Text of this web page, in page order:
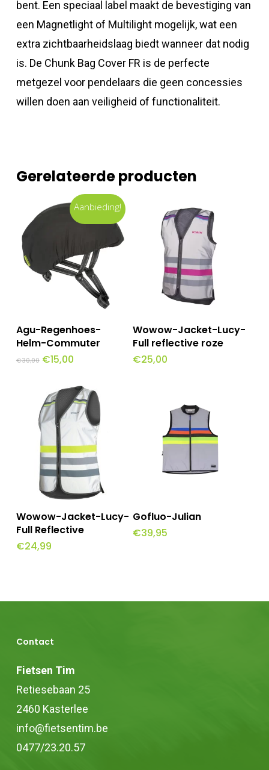
bent. Een speciaal label maakt de bevestiging van
een Magnetlight of Multilight mogelijk, wat een
extra zichtbaarheidslaag biedt wanneer dat nodig
is. De Chunk Bag Cover FR is de perfecte
metgezel voor pendelaars die geen concessies
willen doen aan veiligheid of functionaliteit.
Gerelateerde producten
Aanbieding!
Toevoegen Aan
Winkelwagen
Agu-Regenhoes-
Helm-Commuter
€30,00 Oorspronkelijke
prijs
€30,00.
€15,00Huidige
€15,00.
Opties Selecteren
product
heeft
gekozen
op
de
Wowow-Jacket-Lucy-
Full reflective roze
€25,00
Opties Selecteren
product
heeft
Deze
kan
gekozen
de
Wowow-Jacket-Lucy-
Full Reflective
€24,99
Opties Selecteren
product
Deze
Gofluo-Julian
€39,95
Contact
Fietsen Tim
Retiesebaan 25
2460 Kasterlee
info@fietsentim.be
0477/23.20.57